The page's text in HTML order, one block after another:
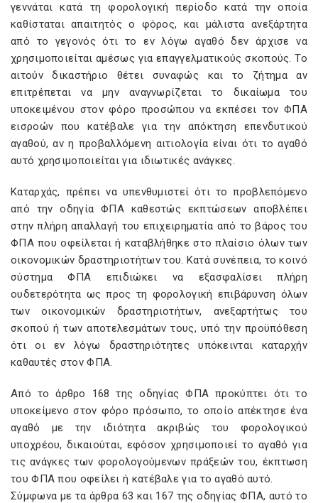
γεννάται κατά τη φορολογική περίοδο κατά την οποία
καθίσταται απαιτητός ο φόρος, και μάλιστα ανεξάρτητα
από το γεγονός ότι το εν λόγω αγαθό δεν άρχισε να
χρησιμοποιείται αμέσως για επαγγελματικούς σκοπούς. Το
αιτούν δικαστήριο θέτει συναφώς και το ζήτημα αν
επιτρέπεται να μην αναγνωρίζεται το δικαίωμα του
υποκειμένου στον φόρο προσώπου να εκπέσει τον ΦΠΑ
εισροών που κατέβαλε για την απόκτηση επενδυτικού
αγαθού, αν η προβαλλόμενη αιτιολογία είναι ότι το αγαθό
αυτό χρησιμοποιείται για ιδιωτικές ανάγκες.
Καταρχάς, πρέπει να υπενθυμιστεί ότι το προβλεπόμενο
από την οδηγία ΦΠΑ καθεστώς εκπτώσεων αποβλέπει
στην πλήρη απαλλαγή του επιχειρηματία από το βάρος του
ΦΠΑ που οφείλεται ή καταβλήθηκε στο πλαίσιο όλων των
οικονομικών δραστηριοτήτων του. Κατά συνέπεια, το κοινό
σύστημα ΦΠΑ επιδιώκει να εξασφαλίσει πλήρη
ουδετερότητα ως προς τη φορολογική επιβάρυνση όλων
των οικονομικών δραστηριοτήτων, ανεξαρτήτως του
σκοπού ή των αποτελεσμάτων τους, υπό την προϋπόθεση
ότι οι εν λόγω δραστηριότητες υπόκεινται καταρχήν
καθαυτές στον ΦΠΑ.
Από το άρθρο
168 της οδηγίας ΦΠΑ προκύπτει ότι το
υποκείμενο στον φόρο πρόσωπο, το οποίο απέκτησε ένα
αγαθό με την ιδιότητα ακριβώς του φορολογικού
υποχρέου, δικαιούται, εφόσον χρησιμοποιεί το αγαθό για
τις ανάγκες των φορολογούμενων πράξεών του, έκπτωση
του ΦΠΑ που οφείλει ή κατέβαλε για το αγαθό αυτό.
Σύμφωνα με τα άρθρα 63 και 167 της οδηγίας ΦΠΑ, αυτό το